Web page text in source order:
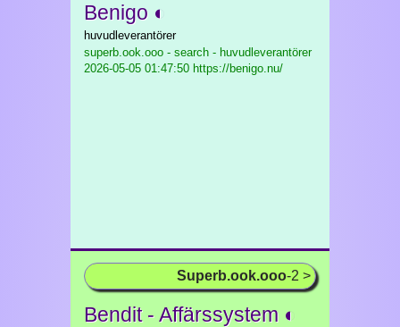
Benigo ◐
huvudleverantörer
superb.ook.ooo - search - huvudleverantörer
2026-05-05 01:47:50 https://benigo.nu/
Superb.ook.ooo-2 >
Bendit - Affärssystem ◐